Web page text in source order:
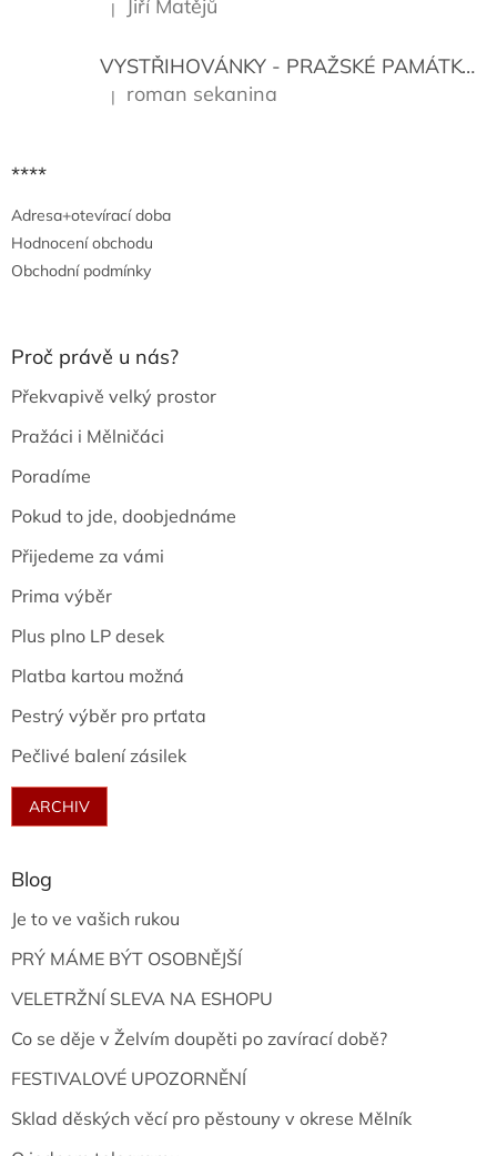
Hodnocení produktu je 5 z 5 hvězdiček.
| Jiří Matějů
VYSTŘIHOVÁNKY - PRAŽSKÉ PAMÁTKY
Hodnocení produktu je 5 z 5 hvězdiček.
| roman sekanina
****
Adresa+otevírací doba
Hodnocení obchodu
Obchodní podmínky
Proč právě u nás?
Překvapivě velký prostor
Pražáci i Mělničáci
Poradíme
Pokud to jde, doobjednáme
Přijedeme za vámi
Prima výběr
Plus plno LP desek
Platba kartou možná
Pestrý výběr pro prťata
Pečlivé balení zásilek
ARCHIV
Blog
Je to ve vašich rukou
PRÝ MÁME BÝT OSOBNĚJŠÍ
VELETRŽNÍ SLEVA NA ESHOPU
Co se děje v Želvím doupěti po zavírací době?
FESTIVALOVÉ UPOZORNĚNÍ
Sklad děských věcí pro pěstouny v okrese Mělník